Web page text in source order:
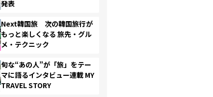
発表
Next韓国旅 次の韓国旅行が
もっと楽しくなる 旅先・グル
メ・テクニック
旬な“あの人”が「旅」をテー
マに語るインタビュー連載 MY
TRAVEL STORY